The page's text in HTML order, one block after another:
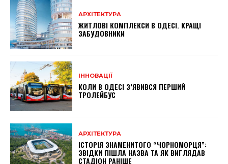
АРХІТЕКТУРА
ЖИТЛОВІ КОМПЛЕКСИ В ОДЕСІ. КРАЩІ
ЗАБУДОВНИКИ
ІННОВАЦІЇ
КОЛИ В ОДЕСІ З’ЯВИВСЯ ПЕРШИЙ
ТРОЛЕЙБУС
АРХІТЕКТУРА
ІСТОРІЯ ЗНАМЕНИТОГО “ЧОРНОМОРЦЯ”:
ЗВІДКИ ПІШЛА НАЗВА ТА ЯК ВИГЛЯДАВ
СТАДІОН РАНІШЕ